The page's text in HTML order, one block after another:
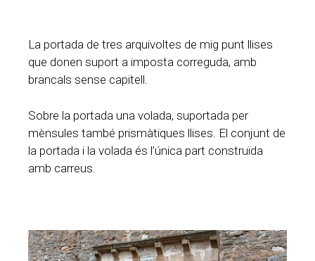
La portada de tres arquivoltes de mig punt llises
que donen suport a imposta correguda, amb
brancals sense capitell.
Sobre la portada una volada, suportada per
mènsules també prismàtiques llises. El conjunt de
la portada i la volada és l’única part construïda
amb carreus.